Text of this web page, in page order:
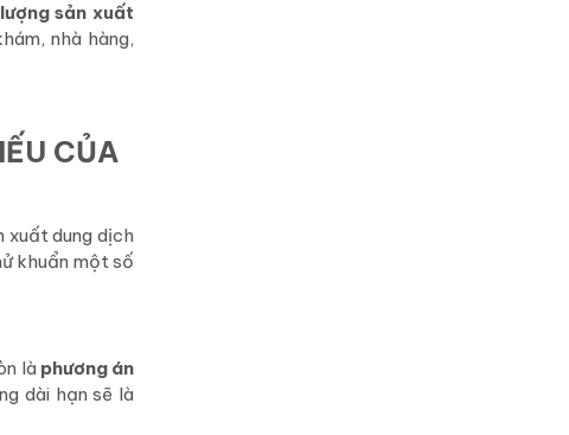
sản xuất
nhà hàng,
CỦA
xuất dung dịch
khuẩn một số
là phương án
dài hạn sẽ là